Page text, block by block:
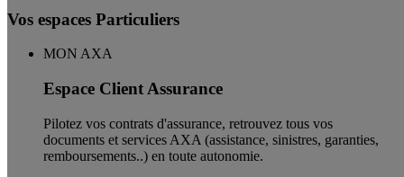
Vos espaces Particuliers
MON AXA
Espace Client Assurance
Pilotez vos contrats d'assurance, retrouvez tous vos
documents et services AXA (assistance, sinistres, garanties,
remboursements..) en toute autonomie. ​